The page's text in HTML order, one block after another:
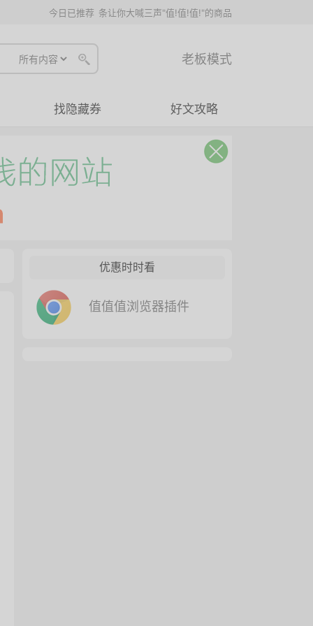
今日已推荐 条让你大喊三声"值!值!值!"的商品
老板模式
找隐藏券 好文攻略
优惠时时看
值值值浏览器插件